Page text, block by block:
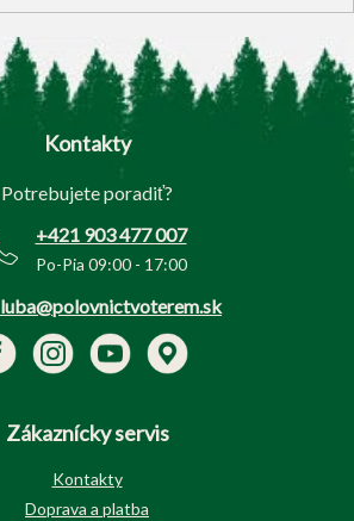
Kontakty
Potrebujete poradiť?
+421 903 477 007
Po-Pia 09:00 - 17:00
luba@polovnictvoterem.sk
Zákaznícky servis
Kontakty
Doprava a platba